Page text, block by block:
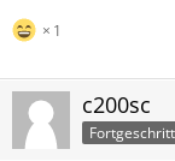
1
c200sc